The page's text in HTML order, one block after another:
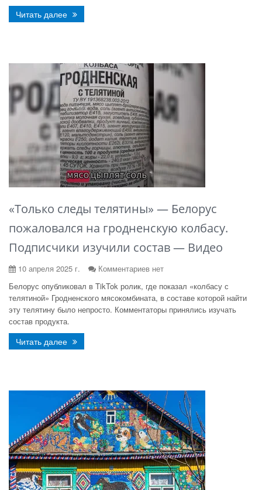
Читать далее
«Только следы телятины» — Белорус
пожаловался на гродненскую колбасу.
Подписчики изучили состав — Видео
10 апреля 2025 г.
Комментариев нет
Белорус опубликовал в TikTok ролик, где показал «колбасу с
телятиной» Гродненского мясокомбината, в составе которой найти
эту телятину было непросто. Комментаторы принялись изучать
состав продукта.
Читать далее